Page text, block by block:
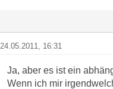
24.05.2011, 16:31
Ja, aber es ist ein
Wenn ich mir